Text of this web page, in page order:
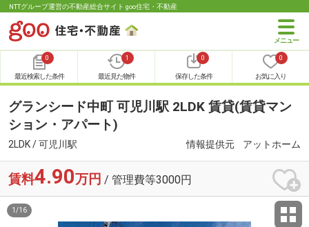
NTTグループ運営の不動産総合サイト goo住宅・不動産
0
最近検索した条件
1
最近見た物件
0
保存した条件
0
お気に入り
グランシード中町 可児川駅 2LDK 賃貸(賃貸マン
ション・アパート)
2LDK / 可児川駅 情報提供元 アットホーム
賃料4.90万円 / 管理費等3000円
1 /16